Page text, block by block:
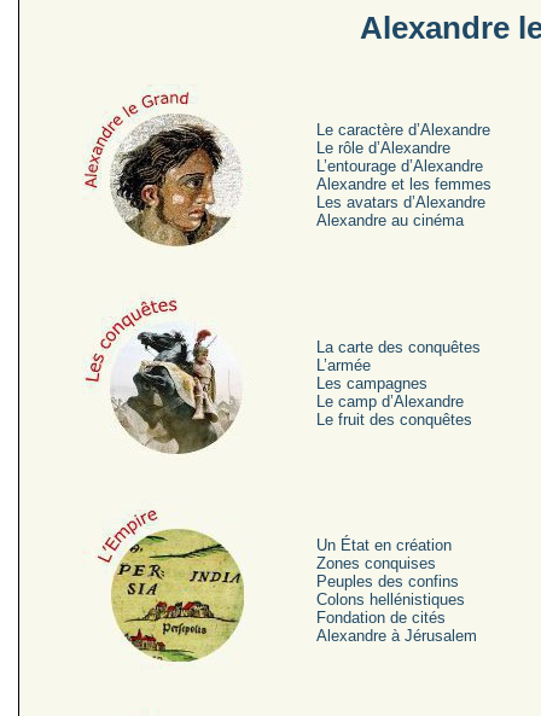
Alexandre
Le caractère d’Alexandre
Le rôle d’Alexandre
L’entourage d’Alexandre
Alexandre et les femmes
Les avatars d’Alexandre
Alexandre au cinéma
La carte des conquêtes
L’armée
Les campagnes
Le camp d’Alexandre
Le fruit des conquêtes
Un État en création
Zones conquises
Peuples des confins
Colons hellénistiques
Fondation de cités
Alexandre à Jérusalem